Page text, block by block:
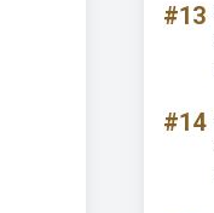
#13
#14